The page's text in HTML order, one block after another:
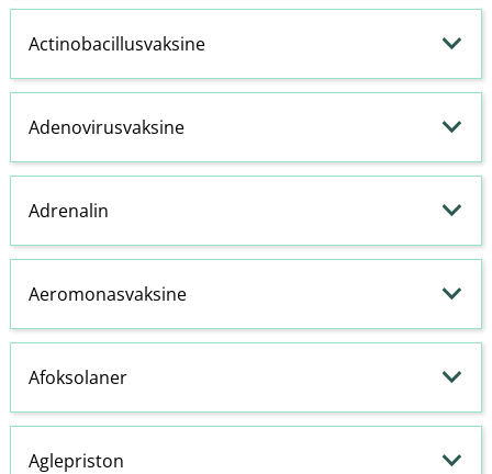
Actinobacillusvaksine
Adenovirusvaksine
Adrenalin
Aeromonasvaksine
Afoksolaner
Aglepriston